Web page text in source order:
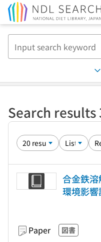
Search results
合金鉄
環境影響
Paper 図書